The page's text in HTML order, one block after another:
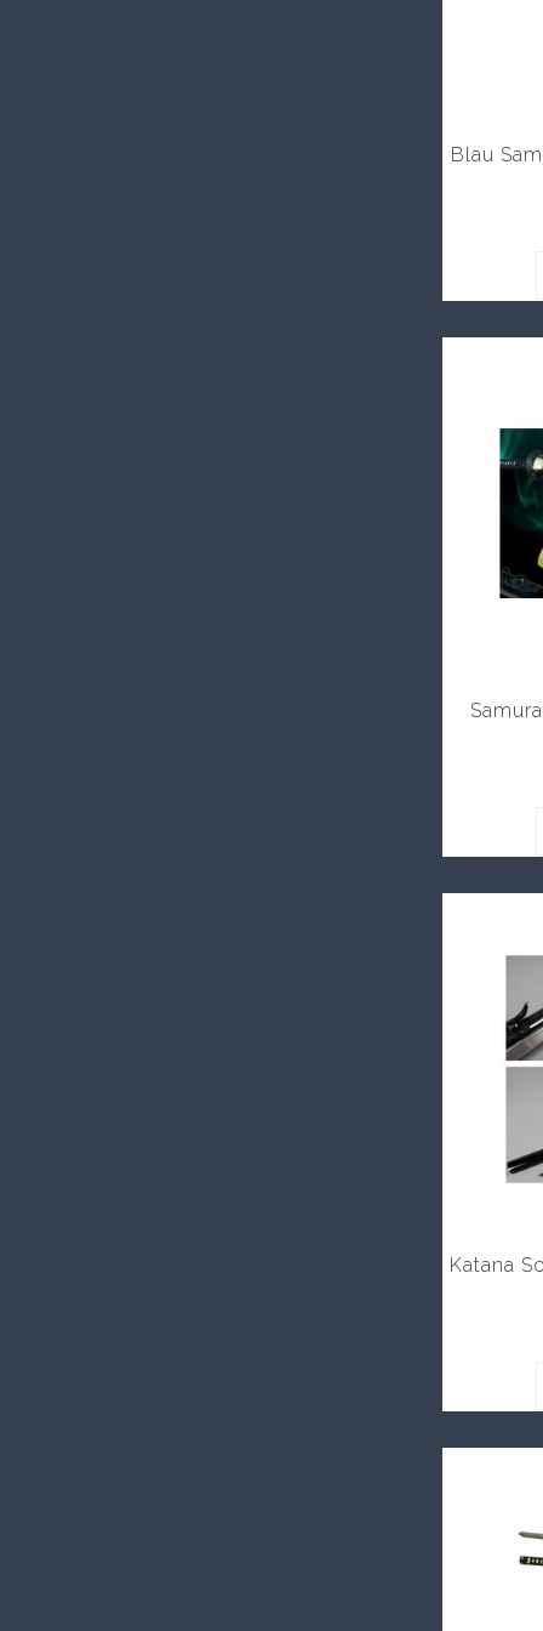
Blau
Katana